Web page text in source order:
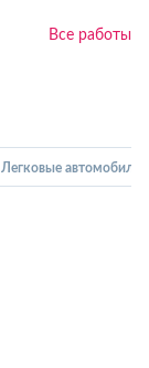
Все работы
Легковые автомобили